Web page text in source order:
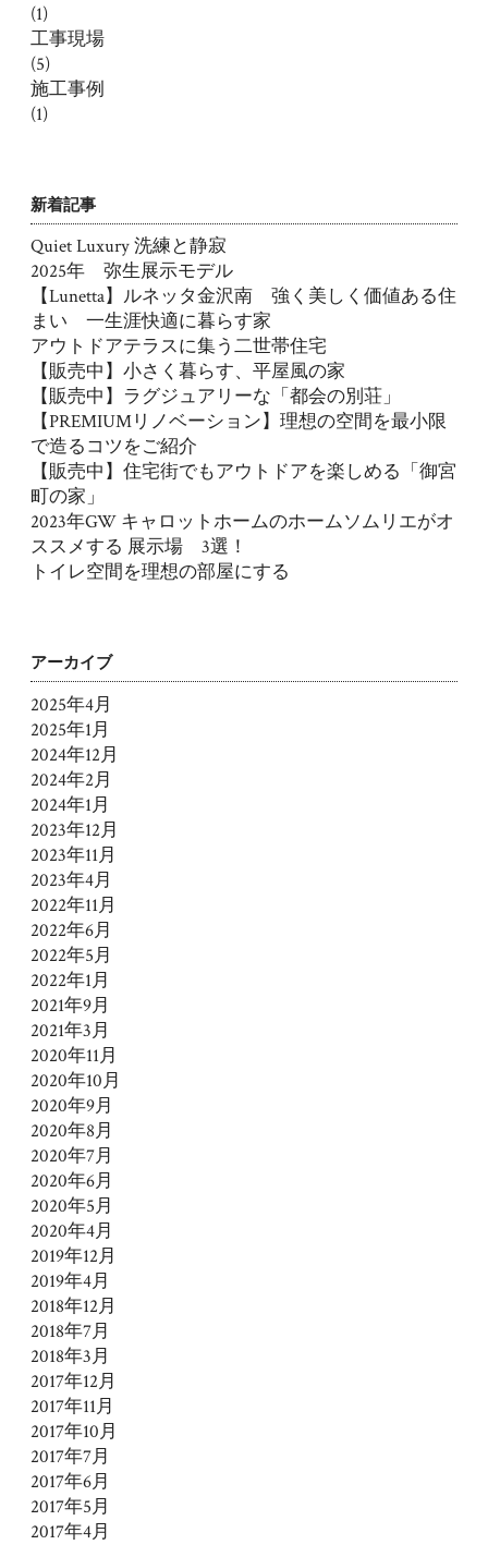
(1)
工事現場
(5)
施工事例
(1)
新着記事
Quiet Luxury 洗練と静寂
2025年 弥生展示モデル
【Lunetta】ルネッタ金沢南 強く美しく価値ある住
まい 一生涯快適に暮らす家
アウトドアテラスに集う二世帯住宅
【販売中】小さく暮らす、平屋風の家
【販売中】ラグジュアリーな「都会の別荘」
【PREMIUMリノベーション】理想の空間を最小限
で造るコツをご紹介
【販売中】住宅街でもアウトドアを楽しめる「御宮
町の家」
2023年GW キャロットホームのホームソムリエがオ
ススメする 展示場 3選！
トイレ空間を理想の部屋にする
アーカイブ
2025年4月
2025年1月
2024年12月
2024年2月
2024年1月
2023年12月
2023年11月
2023年4月
2022年11月
2022年6月
2022年5月
2022年1月
2021年9月
2021年3月
2020年11月
2020年10月
2020年9月
2020年8月
2020年7月
2020年6月
2020年5月
2020年4月
2019年12月
2019年4月
2018年12月
2018年7月
2018年3月
2017年12月
2017年11月
2017年10月
2017年7月
2017年6月
2017年5月
2017年4月